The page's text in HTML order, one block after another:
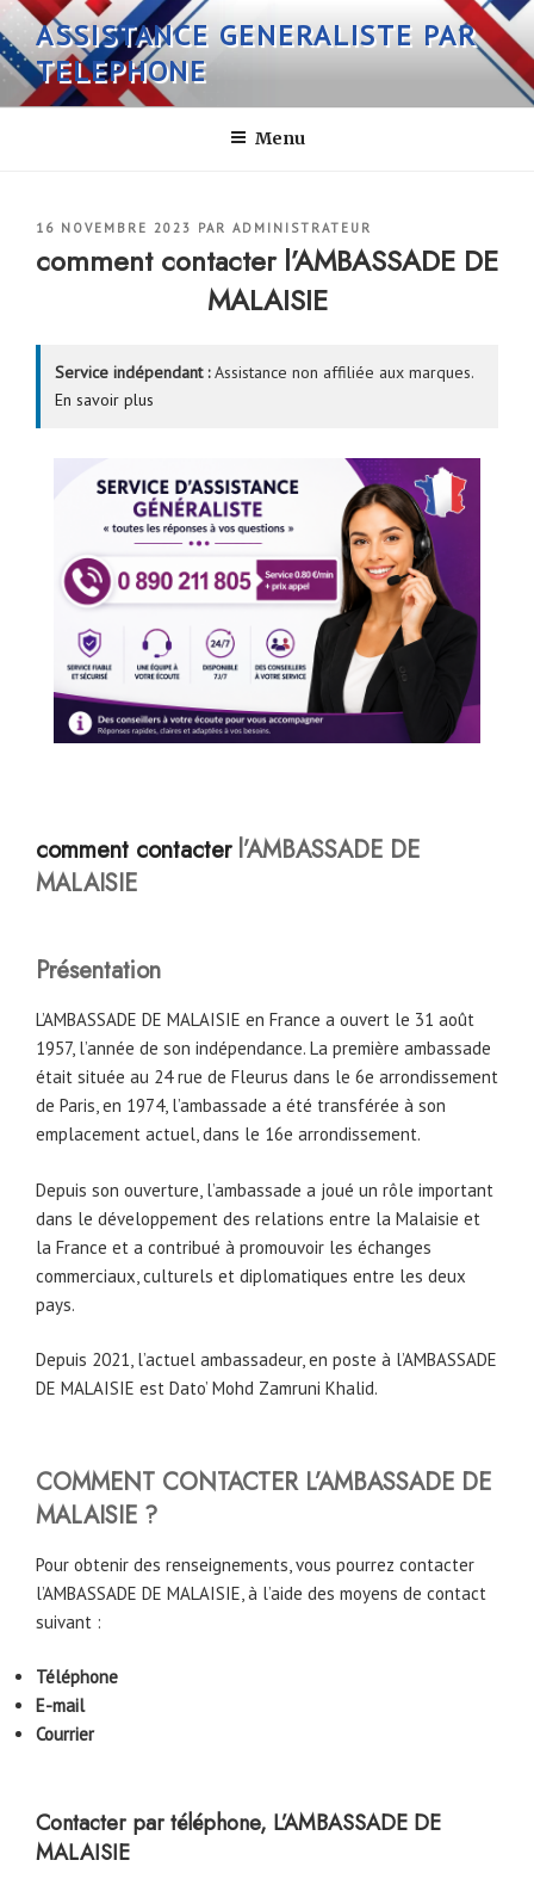
Aller
au
contenu
principal
ASSISTANCE GENERALISTE PAR
TELEPHONE
Menu
PUBLIÉ
16 NOVEMBRE 2023 PAR ADMINISTRATEUR
comment contacter l’AMBASSADE DE
MALAISIE
Service indépendant :Assistance non affiliée aux marques.
En savoir plus
comment contacterl’AMBASSADE DE
MALAISIE
Présentation
L’AMBASSADE DE MALAISIE en France a ouvert le 31 août
1957, l’année de son indépendance. La première ambassade
était située au 24 rue de Fleurus dans le 6e arrondissement
de Paris, en 1974, l’ambassade a été transférée à son
emplacement actuel, dans le 16e arrondissement.
Depuis son ouverture, l’ambassade a joué un rôle important
dans le développement des relations entre la Malaisie et
la France et a contribué à promouvoir les échanges
commerciaux, culturels et diplomatiques entre les deux
pays.
Depuis 2021, l’actuel ambassadeur, en poste à l’AMBASSADE
DE MALAISIE est Dato’ Mohd Zamruni Khalid.
COMMENT CONTACTER L’AMBASSADE DE
MALAISIE ?
Pour obtenir des renseignements, vous pourrez contacter
l’AMBASSADE DE MALAISIE, à l’aide des moyens de contact
suivant :
Téléphone
E-mail
Courrier
Contacter par téléphone, L’AMBASSADE DE
MALAISIE